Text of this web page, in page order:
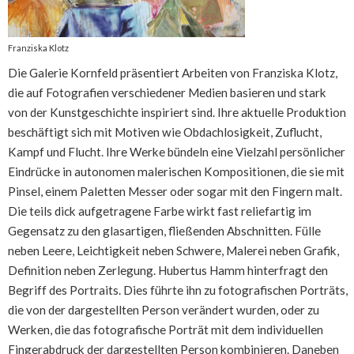
Franziska Klotz
Die Galerie Kornfeld präsentiert Arbeiten von Franziska Klotz,
die auf Fotografien verschiedener Medien basieren und stark
von der Kunstgeschichte inspiriert sind. Ihre aktuelle Produktion
beschäftigt sich mit Motiven wie Obdachlosigkeit, Zuflucht,
Kampf und Flucht. Ihre Werke bündeln eine Vielzahl persönlicher
Eindrücke in autonomen malerischen Kompositionen, die sie mit
Pinsel, einem Paletten Messer oder sogar mit den Fingern malt.
Die teils dick aufgetragene Farbe wirkt fast reliefartig im
Gegensatz zu den glasartigen, fließenden Abschnitten. Fülle
neben Leere, Leichtigkeit neben Schwere, Malerei neben Grafik,
Definition neben Zerlegung. Hubertus Hamm hinterfragt den
Begriff des Portraits. Dies führte ihn zu fotografischen Porträts,
die von der dargestellten Person verändert wurden, oder zu
Werken, die das fotografische Porträt mit dem individuellen
Fingerabdruck der dargestellten Person kombinieren. Daneben